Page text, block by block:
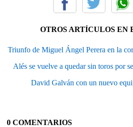
OTROS ARTÍCULOS EN
Triunfo de Miguel Ángel Perera en la
Alés se vuelve a quedar sin toros por
David Galván con un nuevo
0 COMENTARIOS